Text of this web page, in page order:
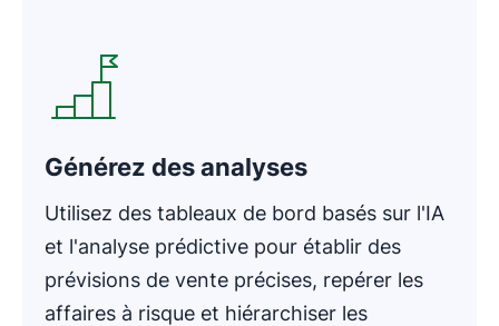
Générez des analyses
Utilisez des tableaux de bord basés sur l'IA
et l'analyse prédictive pour établir des
prévisions de vente précises, repérer les
affaires à risque et hiérarchiser les